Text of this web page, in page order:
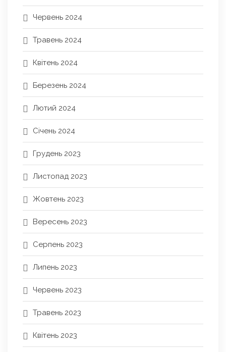
Червень 2024
Травень 2024
Квітень 2024
Березень 2024
Лютий 2024
Січень 2024
Грудень 2023
Листопад 2023
Жовтень 2023
Вересень 2023
Серпень 2023
Липень 2023
Червень 2023
Травень 2023
Квітень 2023